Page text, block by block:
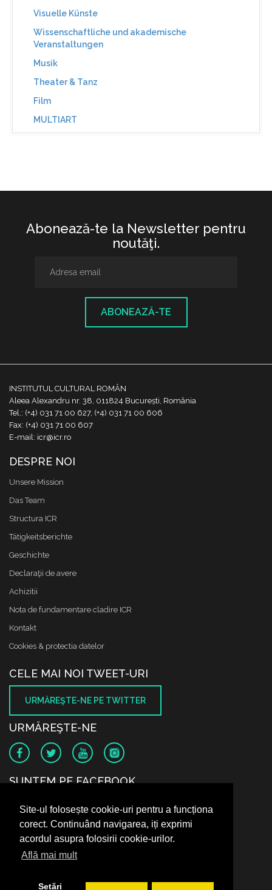
Site-ul folosește cookie-uri pentru a funcționa
corect. Continuând navigarea, iți exprimi
acordul asupra folosirii cookie-urilor.
Află mai mult
Setări
Visuelle Künste
Wissenschaftliche und akademische
Veranstaltungen
Musik
Theater & Tanz
Film
MULTIART
Abonează-te la Newsletter pentru
noutăţi.
ABONEAZĂ-TE
INSTITUTUL CULTURAL ROMÂN
Aleea Alexandru nr. 38, 011824 București, România
Tel.: (+4) 031 71 00 627, (+4) 031 71 00 606
Fax: (+4) 031 71 00 607
E-mail: icr@icr.ro
DESPRE NOI
Unsere Mission
Das Team
Structura ICR
Tätigkeitsberichte
Geschichte
Declaraţii de avere
Achizitii
Nota de fundamentare cladire ICR
Kontakt
Cookies & protectia datelor
CELE MAI NOI TWEET-URI
URMĂREŞTE-NE PE TWITTER
URMĂREŞTE-NE
SUNTEM PE FACEBOOK